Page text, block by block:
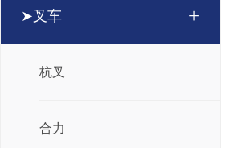
➤叉车 +
杭叉
合力